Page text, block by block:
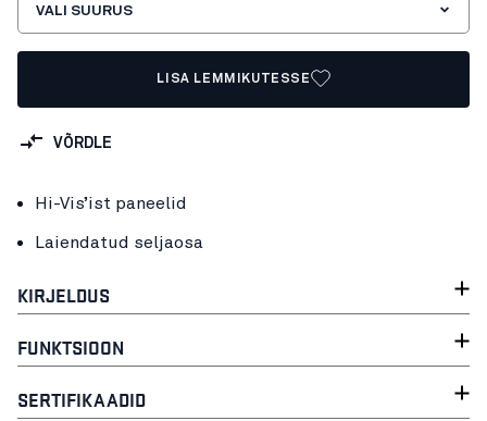
VALI SUURUS
LISA LEMMIKUTESSE
VÕRDLE
Hi-Vis’ist paneelid
Laiendatud seljaosa
KIRJELDUS
FUNKTSIOON
SERTIFIKAADID